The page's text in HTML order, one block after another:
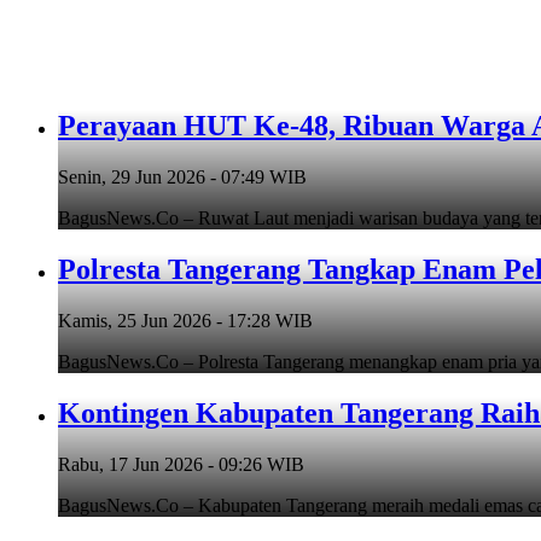
Perayaan HUT Ke-48, Ribuan
Senin, 29 Jun 2026 - 07:49 WIB
BagusNews.Co – Ruwat Laut menjadi warisan budaya yang
Polresta Tangerang Tangkap Enam
Kamis, 25 Jun 2026 - 17:28 WIB
BagusNews.Co – Polresta Tangerang menangkap enam pria
Kontingen Kabupaten Tangerang
Rabu, 17 Jun 2026 - 09:26 WIB
BagusNews.Co – Kabupaten Tangerang meraih medali